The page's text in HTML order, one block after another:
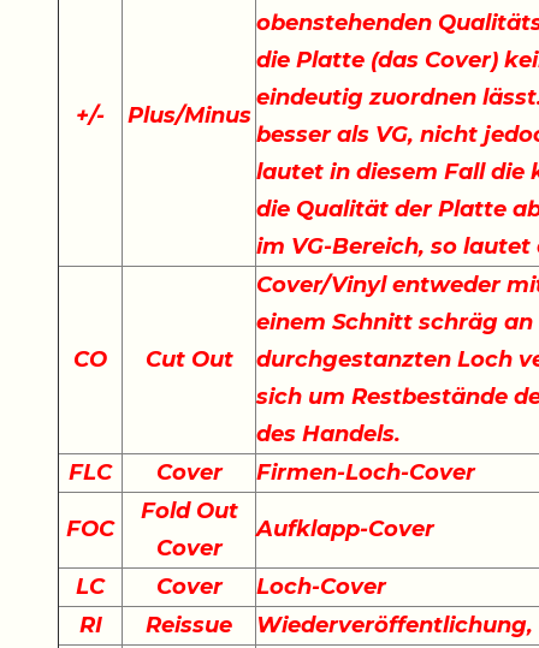
+/- Plus/Minus
obenstehenden
die Platte (das Cover)
eindeutig zuordnen
besser als VG, nicht
lautet in diesem Fall die
die Qualität der Platte
im VG-Bereich, so
CO Cut Out
Cover/Vinyl entweder
einem Schnitt schräg
durchgestanzten Loch
sich um Restbestände
des Handels.
FLC
Cover Firmen-Loch-Cover
FOC
Fold Out
Cover
Aufklapp-Cover
LC Cover
Loch-Cover
RI
Reissue